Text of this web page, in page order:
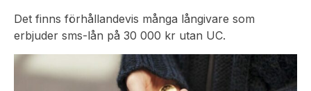
Det finns förhållandevis många långivare som
erbjuder sms-lån på 30 000 kr utan UC.